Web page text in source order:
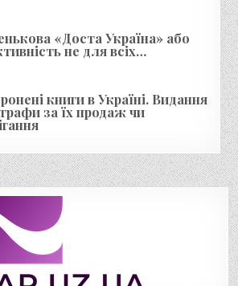
«Доста Україна» або
не для всіх…
книги в Україні. Видання
за їх продаж чи